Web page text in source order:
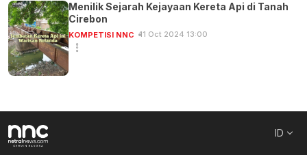
Menilik Sejarah Kejayaan Kereta Api di Tanah
Cirebon
KOMPETISI NNC 11 Oct 2024 13:00
ID